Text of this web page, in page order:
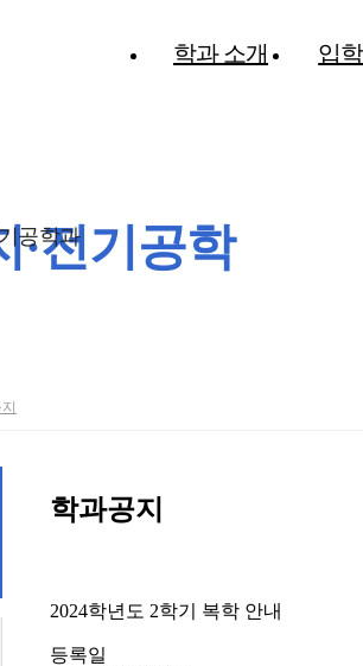
공학과
학과 소개 입
·전기공학
학과공지
2024학년도 2학기 복학 안내
등록일